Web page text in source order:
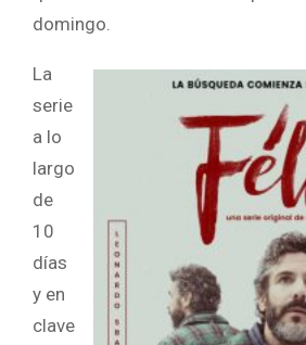
domingo.
La
serie
a lo
largo
de
10
días
y en
clave